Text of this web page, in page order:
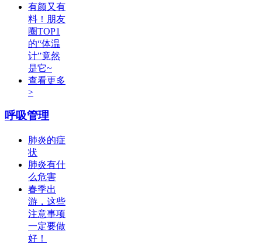
有颜又有
料！朋友
圈TOP1
的“体温
计”竟然
是它~
查看更多
>
呼吸管理
肺炎的症
状
肺炎有什
么危害
春季出
游，这些
注意事项
一定要做
好！